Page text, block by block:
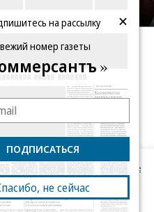
Новости компаний Все
07.08.2026
ПАО ДОМ.РФ
на рассылку
номер газеты
ПОДПИСАТЬСЯ
не сейчас